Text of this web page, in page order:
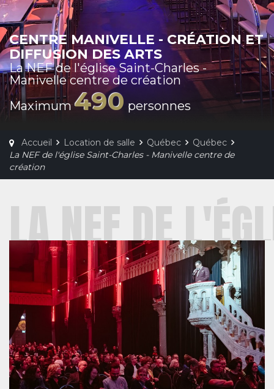
CENTRE MANIVELLE - CRÉATION ET
DIFFUSION DES ARTS
La NEF de l'église Saint-Charles -
Manivelle centre de création
Maximum490 personnes
Accueil Location de salle Québec
Québec
La NEF de l'église Saint-Charles - Manivelle centre de
création
LA NEF DE